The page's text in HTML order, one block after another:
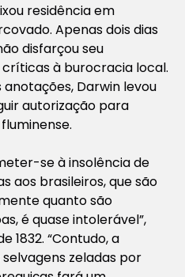
residência em
Apenas dois dias
disfarçou seu
à burocracia local.
Darwin levou
autorização para
se à insolência de
aos brasileiros, que são
quanto são
é quase intolerável”,
1832. “Contudo, a
zeladas por